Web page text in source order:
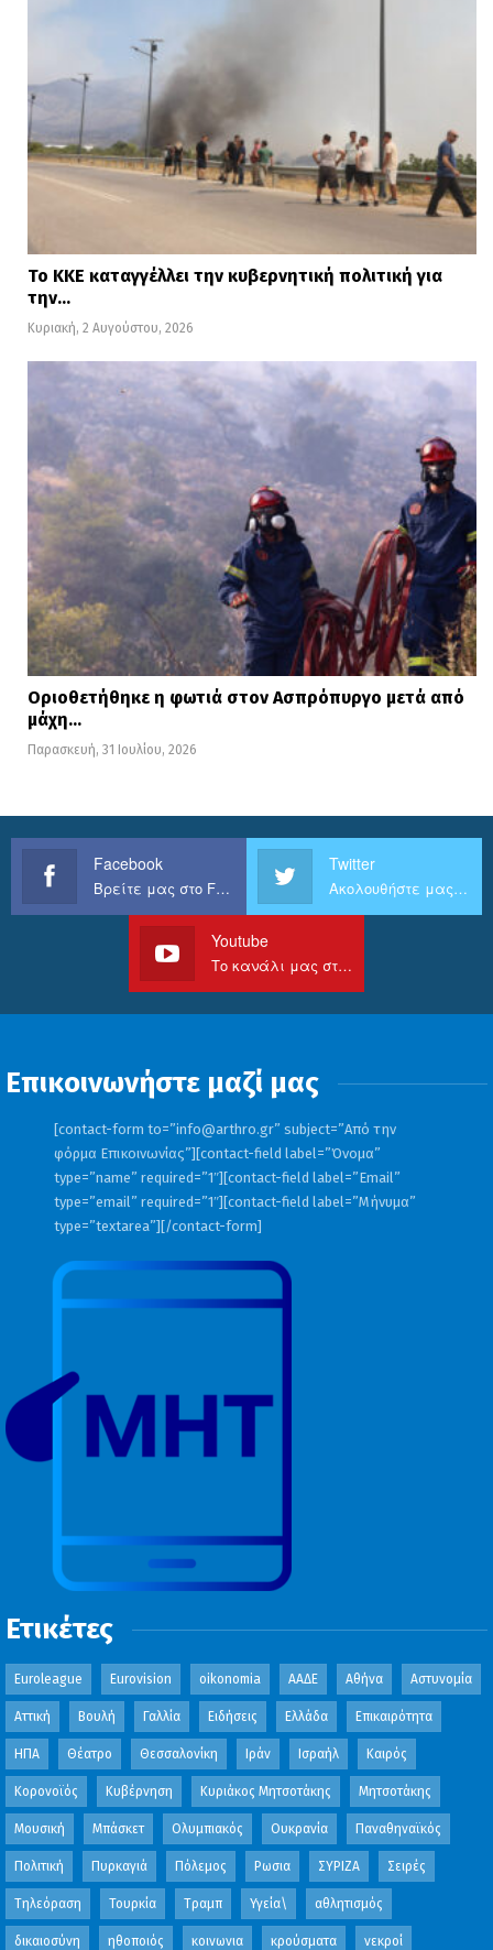
Το ΚΚΕ καταγγέλλει την κυβερνητική πολιτική για
την…
Κυριακή, 2 Αυγούστου, 2026
Οριοθετήθηκε η φωτιά στον Ασπρόπυργο μετά από
μάχη…
Παρασκευή, 31 Ιουλίου, 2026
Facebook
Βρείτε μας στο Facebook
Twitter
Ακολουθήστε μας στο Twitter
Youtube
Το κανάλι μας στο Youtube
Επικοινωνήστε μαζί μας
[contact-form to=”info@arthro.gr” subject=”Από την
φόρμα Επικοινωνίας”][contact-field label=”Όνομα”
type=”name” required=”1″][contact-field label=”Email”
type=”email” required=”1″][contact-field label=”Μήνυμα”
type=”textarea”][/contact-form]
Ετικέτες
Euroleague Eurovision oikonomia ΑΑΔΕ Αθήνα Αστυνομία
Αττική Βουλή Γαλλία Ειδήσεις Ελλάδα Επικαιρότητα
ΗΠΑ Θέατρο Θεσσαλονίκη Ιράν Ισραήλ Καιρός
Κορονοϊός Κυβέρνηση Κυριάκος Μητσοτάκης Μητσοτάκης
Μουσική Μπάσκετ Ολυμπιακός Ουκρανία Παναθηναϊκός
Πολιτική Πυρκαγιά Πόλεμος Ρωσια ΣΥΡΙΖΑ Σειρές
Τηλεόραση Τουρκία Τραμπ Υγεία\ αθλητισμός
δικαιοσύνη ηθοποιός κοινωνια κρούσματα νεκροί